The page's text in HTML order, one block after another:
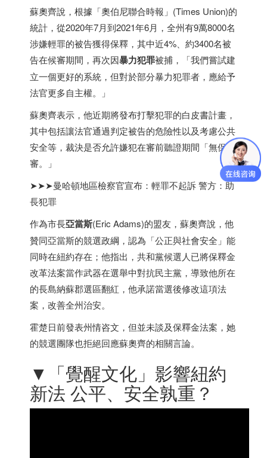
蘇奧齊說，根據「奧伯尼聯合時報」(Times Union)的
統計，從2020年7月到2021年6月，全州有9萬8000名
涉嫌輕罪的被告獲得保釋，其中近4%、約3400名被
告在候審期間，再次因暴力犯罪被捕，「我們嘗試建
立一個更好的系統，但對於部分暴力犯罪者，應給予
法官更多自主權。」
蘇奧齊表示，他近期將發布打擊犯罪的白皮書計畫，
其中包括讓法官通過判定被告的危險性以及考慮公共
安全等，裁決是否允許嫌犯在審前聽證期間「無保候
審。」
➤➤➤曼哈頓地區檢察官宣布：輕罪不起訴 警方：助
長犯罪
作為市長亞當斯(Eric Adams)的盟友，蘇奧齊說，他
贊同亞當斯的競選政綱，認為「公正與社會安全」能
同時在紐約存在；他指出，共和黨候選人已將保釋金
改革法案當作武器在選舉中對抗民主黨，導致他所在
的長島納蘇郡選區翻紅，他承諾當選後修改這項法
案，改善全州治安。
霍楚日前發表州情咨文，但並未談及保釋金法案，她
的競選團隊也拒絕回應蘇奧齊的相關言論。
▼「覺醒文化」影響紐約
新法 公平、安全孰重？